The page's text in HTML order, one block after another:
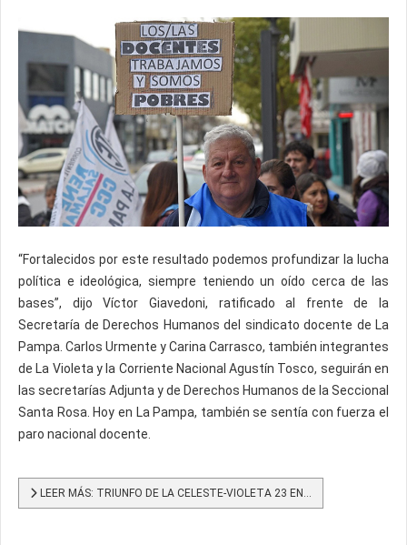
“Fortalecidos por este resultado podemos profundizar la lucha
política e ideológica, siempre teniendo un oído cerca de las
bases”, dijo Víctor Giavedoni, ratificado al frente de la
Secretaría de Derechos Humanos del sindicato docente de La
Pampa. Carlos Urmente y Carina Carrasco, también integrantes
de La Violeta y la Corriente Nacional Agustín Tosco, seguirán en
las secretarías Adjunta y de Derechos Humanos de la Seccional
Santa Rosa. Hoy en La Pampa, también se sentía con fuerza el
paro nacional docente.
LEER MÁS: TRIUNFO DE LA CELESTE-VIOLETA 23 EN...